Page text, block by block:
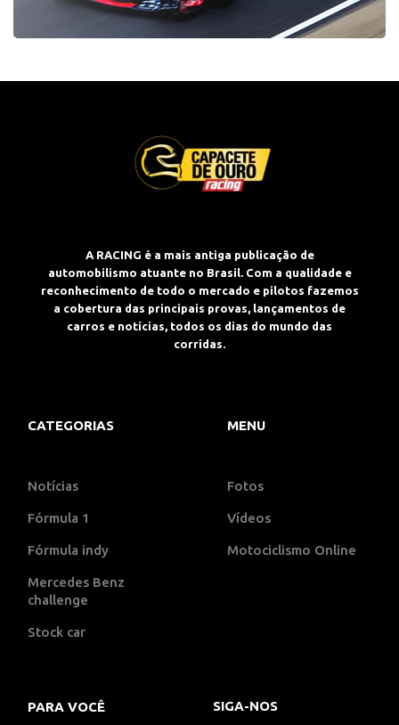
A RACING é a mais antiga publicação de
automobilismo atuante no Brasil. Com a qualidade e
reconhecimento de todo o mercado e pilotos fazemos
a cobertura das principais provas, lançamentos de
carros e notícias, todos os dias do mundo das
corridas.
CATEGORIAS
Notícias
Fórmula 1
Fórmula indy
Mercedes Benz
challenge
Stock car
MENU
Fotos
Vídeos
Motociclismo Online
PARA VOCÊ SIGA-NOS